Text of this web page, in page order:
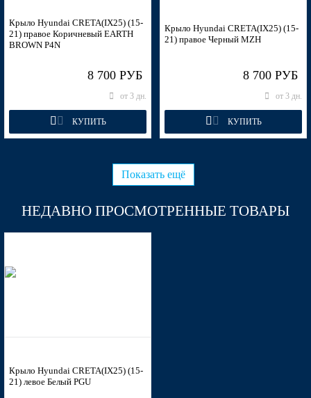
P4N - EARTH BROWN (Коричневый)
P4N - EARTH BROWN (Коричневый)
SN4 - SUNSET ORANGE (Оранжевый)
Крыло Hyundai CRETA(IX25) (15-
21) правое Коричневый EARTH
BROWN P4N
8 700 РУБ
от 3 дн.
КУПИТЬ
Крыло Hyundai CRETA(IX25) (15-
21) правое Черный MZH
8 700 РУБ
от 3 дн.
КУПИТЬ
Показать ещё
НЕДАВНО ПРОСМОТРЕННЫЕ ТОВАРЫ
Крыло Hyundai CRETA(IX25) (15-
21) левое Белый PGU